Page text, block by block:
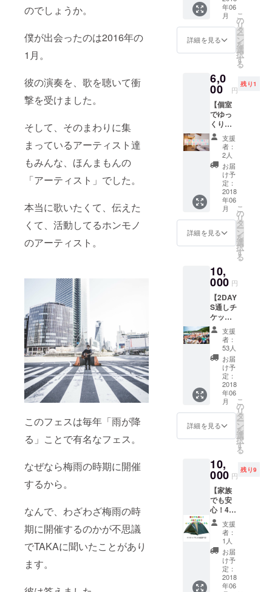
のでしょうか。
僕が出会ったのは2016年の
1月。
彼の演奏を、歌を聴いて衝
撃を受けました。
そして、そのまわりに集
まっているアーティスト達
もみんな、ほんまもんの
「アーティスト」でした。
本当に歌いたくて、伝えた
くて、活動してるホンモノ
のアーティスト。
このフェスは毎年「雨が降
る」ことで有名なフェス。
なぜなら梅雨の時期に開催
するから。
なんで、わざわざ梅雨の時
期に開催するのかが不思議
でTAKAに聞いたことがあり
ます。
BASE
GreatL
uck 〒
0022 京
都市右
京区西
院平町
25 ライ
フプラ
ザ西大
路四条
（阪急
西院駅
から徒
歩5分）
男女別
(6/16)
20:00
フェス
(1日目)
の丘セ
ンター
(22:00
までに
チェッ
クイン)
送迎は
ありま
せんの
で、車
でお越
しの方
のみご
利用可
能なリ
ターン
です。
し 25畳
(10~50
名)男
性、15
畳
(10~30
名)女
性、大
部屋で
の相部
屋にな
りま
す。
（この
リター
ンを選
ばれた
の都合
上、夜
フェス
にはご
参加い
ただけ
ませ
ん。）
花の丘
セン
ター 〒
622-
0214 京
年06
月
詳細を見る
こ
の
リ
タ
ー
ン
を
選
択
す
る
6,0
00 円
残り1
【個室
でゆっ
くり宿
泊！ビ
ジネス
ホテル/
シング
ル】送
迎付
(6/16)
20:00
フェス
(1日目)
終了
20:05
ビジネ
ルひよ
し天若
の家行
き送迎
車到着
20:30
出発
21:00
到着⇨
チェッ
クイン
部屋風
呂あ
り 簡
単な朝
食(パ
ン、
リター
ンを選
ばれた
方は
チェッ
クイン
の都合
上、夜
フェス
にはご
参加い
ただけ
ませ
ん。）
支援
者：
2人
お届
け予
定：
2018
年06
月
詳細を見る
こ
の
リ
タ
ー
ン
を
選
択
す
る
10,
000 円
【2DAY
S通しチ
ケッ
ト】
Greatlu
ckFES'
18 この
チケッ
トで、
『6/16.
夜フェ
ス.6/17
』すべ
てご参
加いた
だけま
フェス
会
場:STIH
Lの森
京都府
南丹市
の
JR『園
部駅』
からバ
スで約
30分(駐
車場あ
支援
者：
53人
お届
け予
定：
2018
年06
月
詳細を見る
こ
の
リ
タ
ー
ン
を
選
択
す
る
10,
000 円
残り9
【家族
でも安
心！4名
用お泊
りキャ
ンプ
セット
レンタ
ル】※ス
タッフ
による
支援
者：
1人
お届
け予
定：
2018
年06